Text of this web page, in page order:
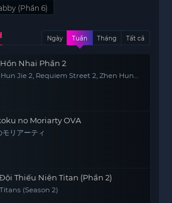
(Phần 6)
Ngày Tuần Tháng Tất cả
Nhai Phần 2
Jie 2, Requiem Street 2, Zhen Hun
no Moriarty OVA
モリアーティ
Thiếu Niên Titan (Phần 2)
(Season 2)